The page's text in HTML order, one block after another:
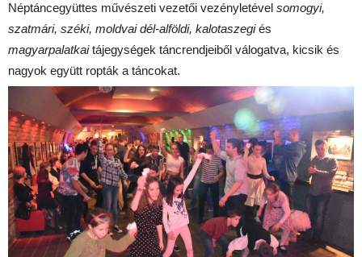
Néptáncegyüttes művészeti vezetői vezényletével somogyi,
szatmári, széki, moldvai dél-alföldi, kalotaszegiés
magyarpalatkaitájegységek táncrendjeiből válogatva, kicsik és
nagyok együtt ropták a táncokat.